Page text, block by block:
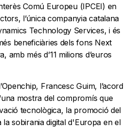
Comú Europeu (IPCEI) en
l’única companyia catalana
Technology Services, i és
beneficiàries dels fons Next
amb més d’11 milions d’euros
Francesc Guim, l’acord
mostra del compromís que
tecnològica, la promoció del
sobirania digital d'Europa en el